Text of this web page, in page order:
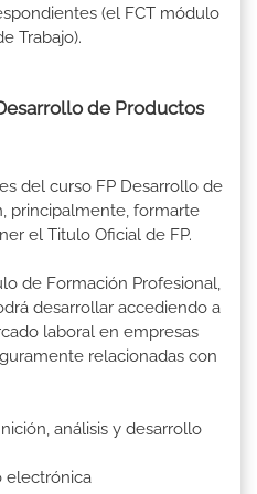
(el FCT módulo
Trabajo).
de Productos
del curso FP Desarrollo de
principalmente, formarte
el Titulo Oficial de FP.
de Formación Profesional,
desarrollar accediendo a
laboral en empresas
relacionadas con
análisis y desarrollo